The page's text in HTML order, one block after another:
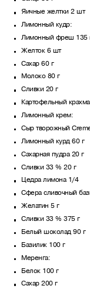
Яичные желтки 2 шт
Лимонный кудр:
Лимонный фреш 135
Желток 6 шт
Сахар 60 г
Молоко 80 г
Сливки 20 г
Картофельный
Лимонный крем:
Сыр творожный
Лимонный курд 60 г
Сахарная пудра 20 г
Сливки 33 % 20 г
Цедра лимона 1/4
Сфера сливочный
Желатин 5 г
Сливки 33 % 375 г
Белый шоколад 90 г
Базилик 100 г
Меренга:
Белок 100 г
Сахар 200 г